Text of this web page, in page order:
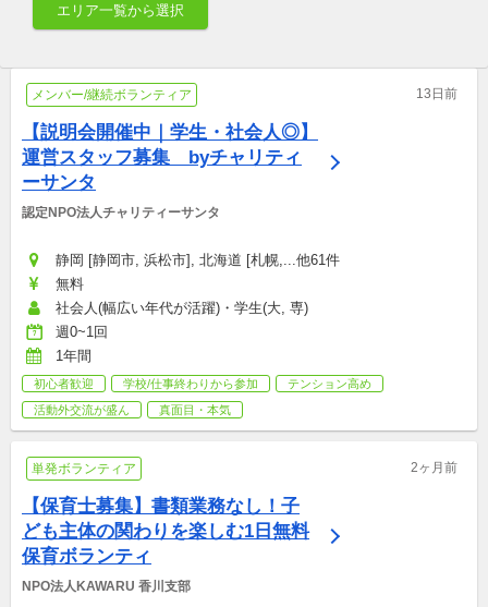
エリア一覧から選択
メンバー/継続ボランティア 13日前
【説明会開催中｜学生・社会人◎】
運営スタッフ募集　byチャリティ
ーサンタ
認定NPO法人チャリティーサンタ
静岡 [静岡市, 浜松市], 北海道 [札幌,...他61件
無料
社会人(幅広い年代が活躍)・学生(大, 専)
週0~1回
1年間
初心者歓迎 学校/仕事終わりから参加
テンション高め
活動外交流が盛ん
真面目・本気
単発ボランティア 2ヶ月前
【保育士募集】書類業務なし！子
ども主体の関わりを楽しむ1日無料
保育ボランティ
NPO法人KAWARU 香川支部